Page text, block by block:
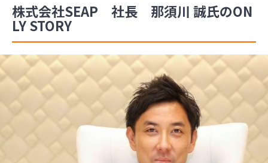
株式会社SEAP 社長 那須川 誠氏のON
LY STORY